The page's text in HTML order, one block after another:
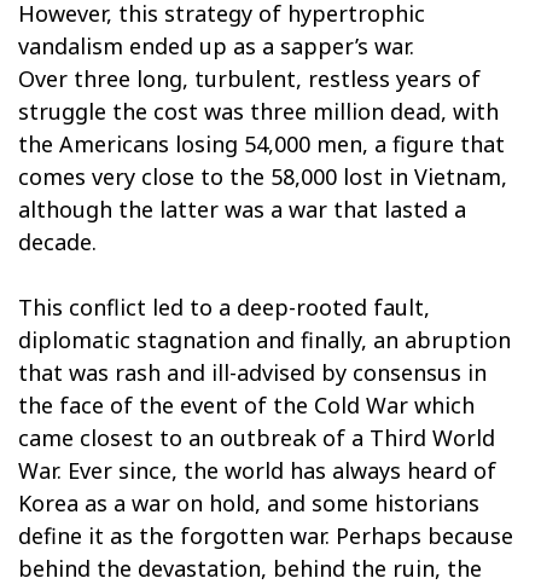
However, this strategy of hypertrophic
vandalism ended up as a sapper’s war.
Over three long, turbulent, restless years of
struggle the cost was three million dead, with
the Americans losing 54,000 men, a figure that
comes very close to the 58,000 lost in Vietnam,
although the latter was a war that lasted a
decade.
This conflict led to a deep-rooted fault,
diplomatic stagnation and finally, an abruption
that was rash and ill-advised by consensus in
the face of the event of the Cold War which
came closest to an outbreak of a Third World
War. Ever since, the world has always heard of
Korea as a war on hold, and some historians
define it as the forgotten war. Perhaps because
behind the devastation, behind the ruin, the